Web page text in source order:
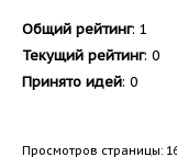
Общий рейтинг: 1
Текущий рейтинг: 0
Принято идей: 0
Просмотров страницы: